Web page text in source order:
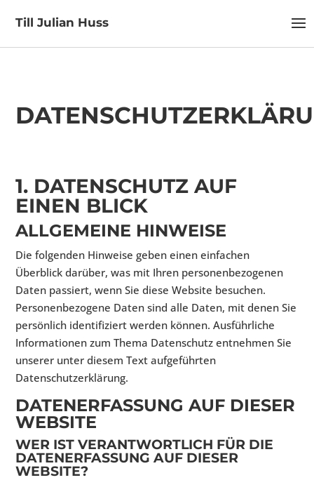
Till Julian Huss
1. DATENSCHUTZ AUF
EINEN BLICK
ALLGEMEINE HINWEISE
Die folgenden Hinweise geben einen einfachen
Überblick darüber, was mit Ihren personenbezogenen
Daten passiert, wenn Sie diese Website besuchen.
Personenbezogene Daten sind alle Daten, mit denen Sie
persönlich identifiziert werden können. Ausführliche
Informationen zum Thema Datenschutz entnehmen Sie
unserer unter diesem Text aufgeführten
Datenschutzerklärung.
DATENERFASSUNG AUF DIESER
WEBSITE
WER IST VERANTWORTLICH FÜR DIE
DATENERFASSUNG AUF DIESER
WEBSITE?